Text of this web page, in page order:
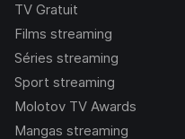
TV Gratuit
Films streaming
Séries streaming
Sport streaming
Molotov TV Awards
Mangas streaming